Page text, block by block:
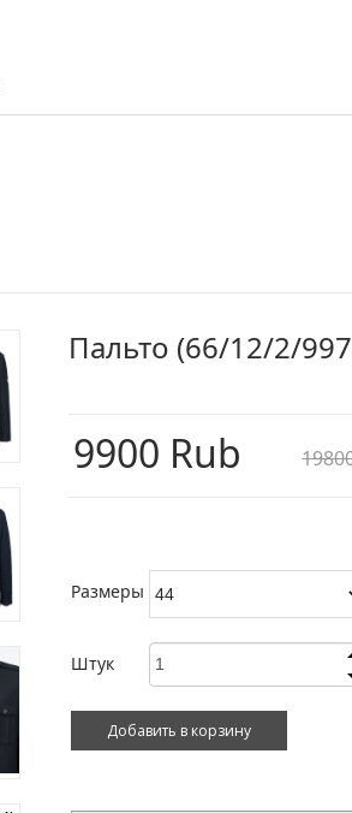
Пальто (66/12/2/
9900 Rub
Размеры
Штук